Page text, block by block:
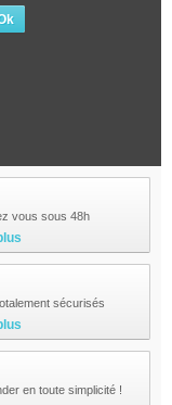
vous sous 48h
sécurisés
en toute simplicité !